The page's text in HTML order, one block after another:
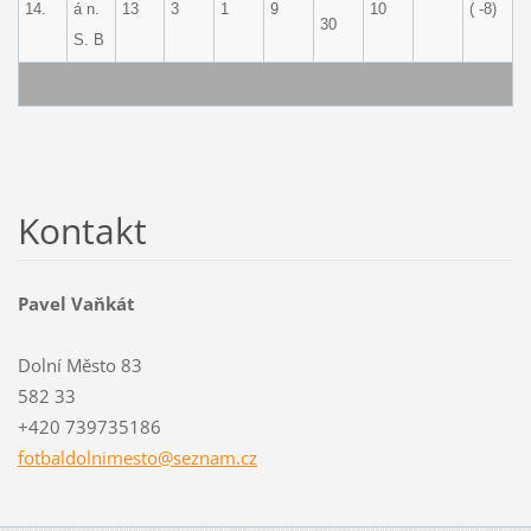
14.
á n.
S. B
13 3 1 9
30
10 ( -8)
Kontakt
Pavel Vaňkát
Dolní Město 83
582 33
+420 739735186
fotbaldolnimesto@seznam.cz